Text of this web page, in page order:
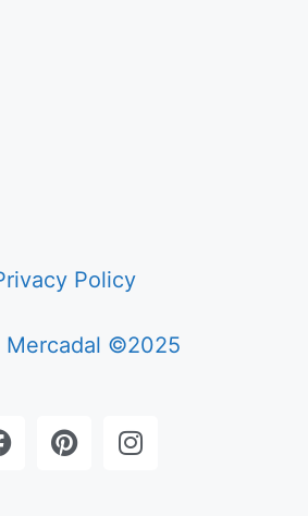
Policy
Mercadal ©2025